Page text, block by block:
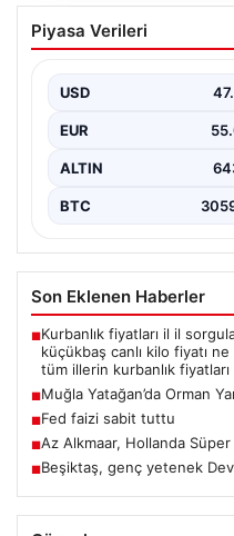
Muğla Yatağan’da
Kontrol Altında
yangını, hem havadan
kapsamlı…
Piyasa Verileri
USD
EUR
ALTIN
BTC
Son Eklenen Haberler
■Kurbanlık fiyatları il il
küçükbaş canlı kilo fiyatı
tüm illerin kurbanlık fiyatları
■Muğla Yatağan’da Orman
■Fed faizi sabit tuttu
■Az Alkmaar, Hollanda Süper
■Beşiktaş, genç yetenek